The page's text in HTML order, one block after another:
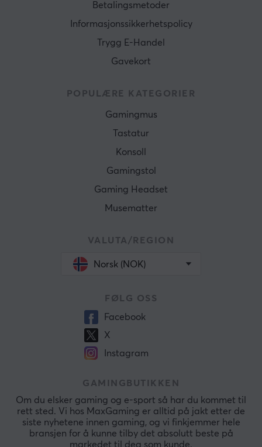
Betalingsmetoder
Informasjonssikkerhetspolicy
Trygg E-Handel
Gavekort
POPULÆRE KATEGORIER
Gamingmus
Tastatur
Konsoll
Gamingstol
Gaming Headset
Musematter
VALUTA/REGION
Norsk (NOK)
FØLG OSS
Facebook
X
Instagram
GAMINGBUTIKKEN
Om du elsker gaming og e-sport så har du kommet til
rett sted. Vi hos MaxGaming er alltid på jakt etter de
siste nyhetene innen gaming, og vi finkjemmer hele
bransjen for å kunne tilby det absolutt beste på
markedet til deg som kunde.